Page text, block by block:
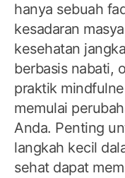
hanya sebuah
kesadaran
kesehatan
berbasis nabati,
praktik
memulai
Anda. Penting
langkah kecil
sehat dapat